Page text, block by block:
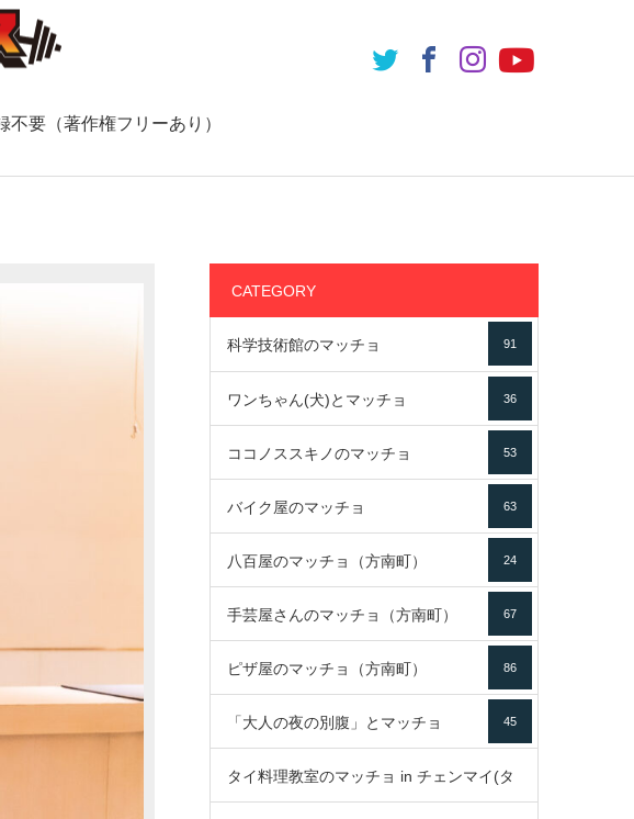
要（著作権フリーあり）
CATEGORY
科学技術館のマッチョ 91
ワンちゃん(犬)とマッチョ 36
ココノススキノのマッチョ 53
バイク屋のマッチョ 63
八百屋のマッチョ（方南町） 24
手芸屋さんのマッチョ（方南町） 67
ピザ屋のマッチョ（方南町） 86
「大人の夜の別腹」とマッチョ 45
タイ料理教室のマッチョ in チェンマイ(タ